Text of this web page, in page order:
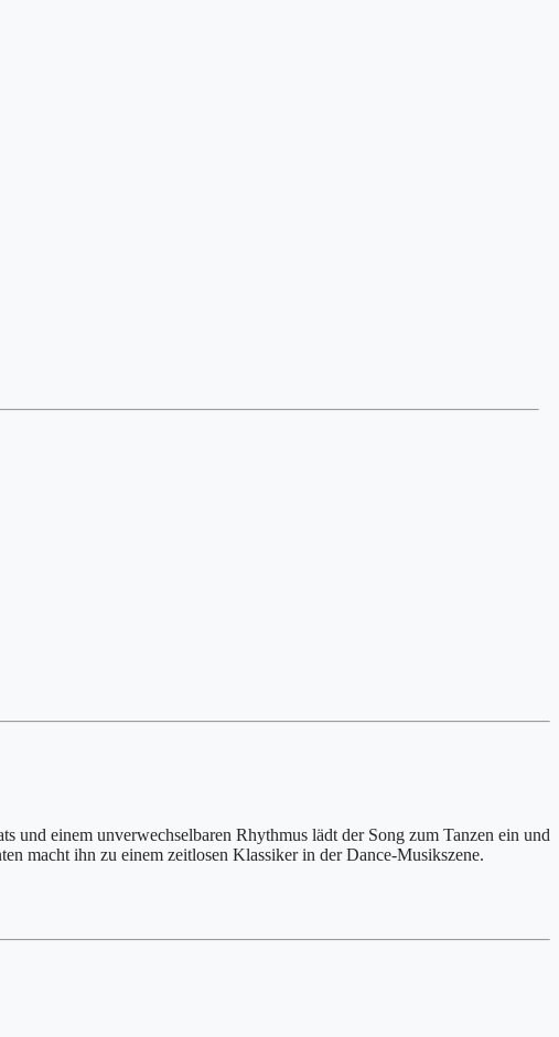
und einem unverwechselbaren Rhythmus lädt der Song zum Tanzen ein und
macht ihn zu einem zeitlosen Klassiker in der Dance-Musikszene.